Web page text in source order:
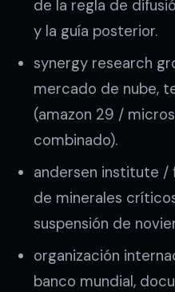
de la regla de
y la guía posterior.
synergy research
mercado de nube,
(amazon 29 /
combinado).
andersen institute /
de minerales
suspensión de
organización
banco mundial,